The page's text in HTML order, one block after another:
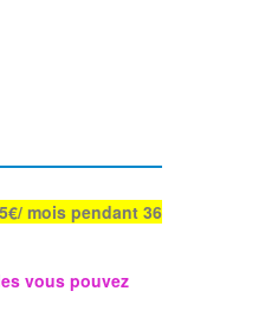
mois pendant 36
vous pouvez